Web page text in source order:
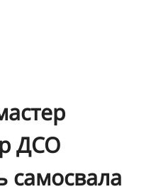
ДСО
самосвала